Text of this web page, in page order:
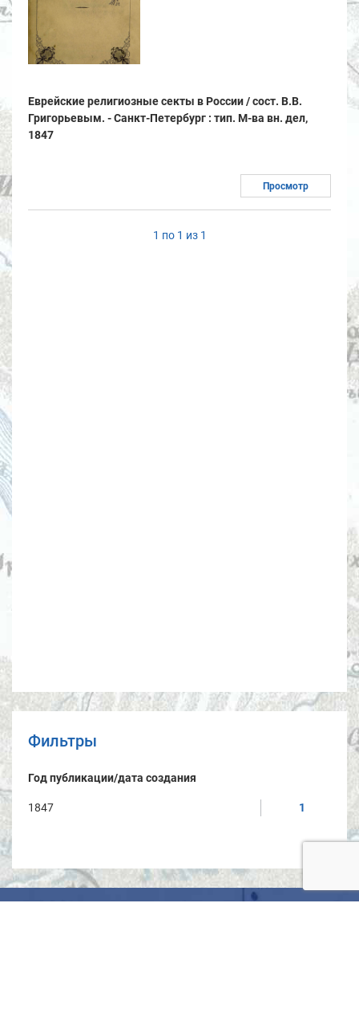
Еврейские религиозные секты в России / сост. В.В.
Григорьевым. - Санкт-Петербург : тип. М-ва вн. дел,
1847
Просмотр
1 по 1 из 1
Фильтры
Год публикации/дата создания
1847 1